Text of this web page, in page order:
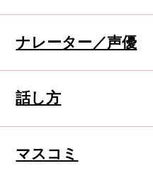
ナレーター／声優
話し方
マスコミ